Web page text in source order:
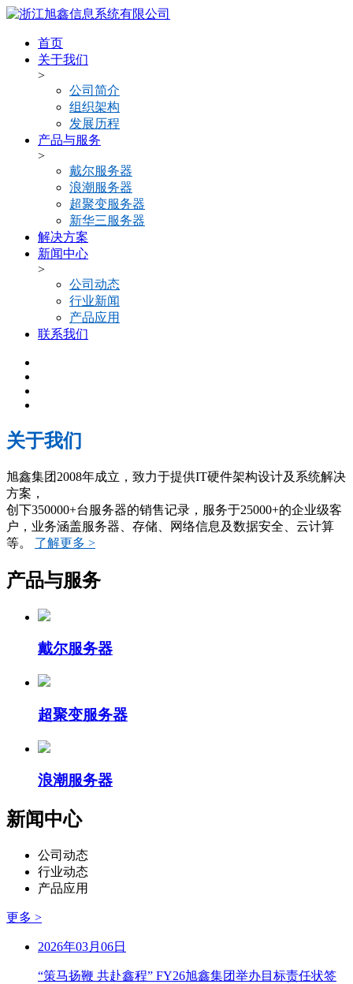
首页
关于我们
>
公司简介
组织架构
发展历程
产品与服务
>
戴尔服务器
浪潮服务器
超聚变服务器
新华三服务器
解决方案
新闻中心
>
公司动态
行业新闻
产品应用
联系我们
关于我们
旭鑫集团2008年成立，致力于提供IT硬件架构设计及系统解决
方案，
创下350000+台服务器的销售记录，服务于25000+的企业级客
户，业务涵盖服务器、存储、网络信息及数据安全、云计算
等。 了解更多 >
产品与服务
戴尔服务器
超聚变服务器
浪潮服务器
新闻中心
公司动态
行业动态
产品应用
更多 >
2026年03月06日
“策马扬鞭 共赴鑫程” FY26旭鑫集团举办目标责任状签